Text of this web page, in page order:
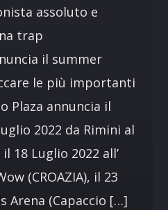
assoluto e
trap
il summer
le più importanti
Plaza annuncia il
2022 da Rimini al
18 Luglio 2022 all’
(CROAZIA), il 23
Arena (Capaccio […]